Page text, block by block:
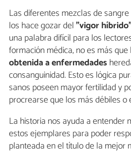
Las diferentes mezclas de
los hace gozar del"vigor
una palabra difícil para los
formación médica, no es más que
obtenida a enfermedades
consanguinidad. Esto es lógica
sanos poseen mayor fertilidad y
procrearse que los más débiles o
La historia nos ayuda a entender
estos ejemplares para poder
planteada en el título de la mejor